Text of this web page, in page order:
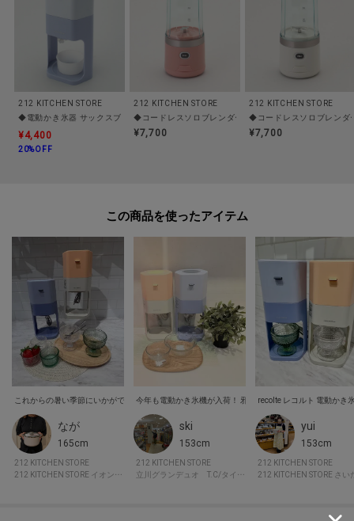
212 KITCHEN STORE
◆電動かき氷器 サックスブルー ＜recolte レコルト＞
¥4,400
20%OFF
212 KITCHEN STORE
◆コードレスソロブレンダー ピンク ＜recolte レコルト＞
¥7,700
212 KITCHEN STORE
◆コードレスソロブレンダ
¥7,700
この商品を使った
なが
165cm
212 KITCHEN STORE
212 KITCHEN STORE イオンモール神戸北
今年も電動かき氷機が入荷！ 邪魔にならないスリムサイズ
ski
153cm
212 KITCHEN STORE
立川グランデュオ T.C/タイムレスコンフォート
yui
153cm
212 KITCHEN STORE